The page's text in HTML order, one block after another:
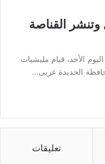
وتنشر القناصة
الأحد، قيام مليشيات
الحديدة غربى…
تعليقات